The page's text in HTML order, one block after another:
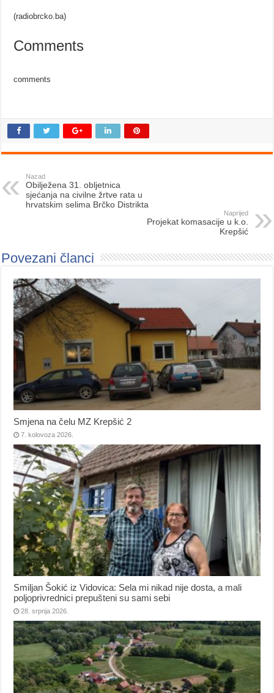
(radiobrcko.ba)
Comments
comments
Nazad
Obilježena 31. obljetnica
sjećanja na civilne žrtve rata u
hrvatskim selima Brčko Distrikta
Naprijed
Projekat komasacije u k.o.
Krepšić
Povezani članci
Smjena na čelu MZ Krepšić 2
7. kolovoza 2026.
Smiljan Šokić iz Vidovica: Sela mi nikad nije dosta, a mali
poljoprivrednici prepušteni su sami sebi
28. srpnja 2026.